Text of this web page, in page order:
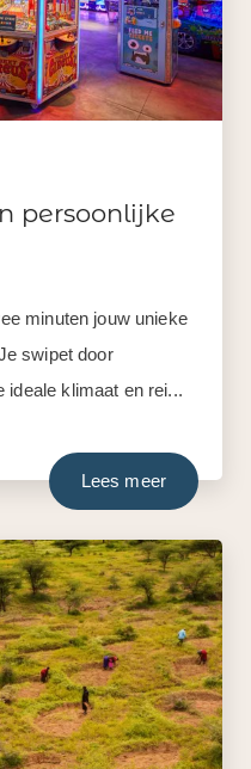
persoonlijke
minuten jouw unieke
swipet door
ideale klimaat en rei...
Lees meer